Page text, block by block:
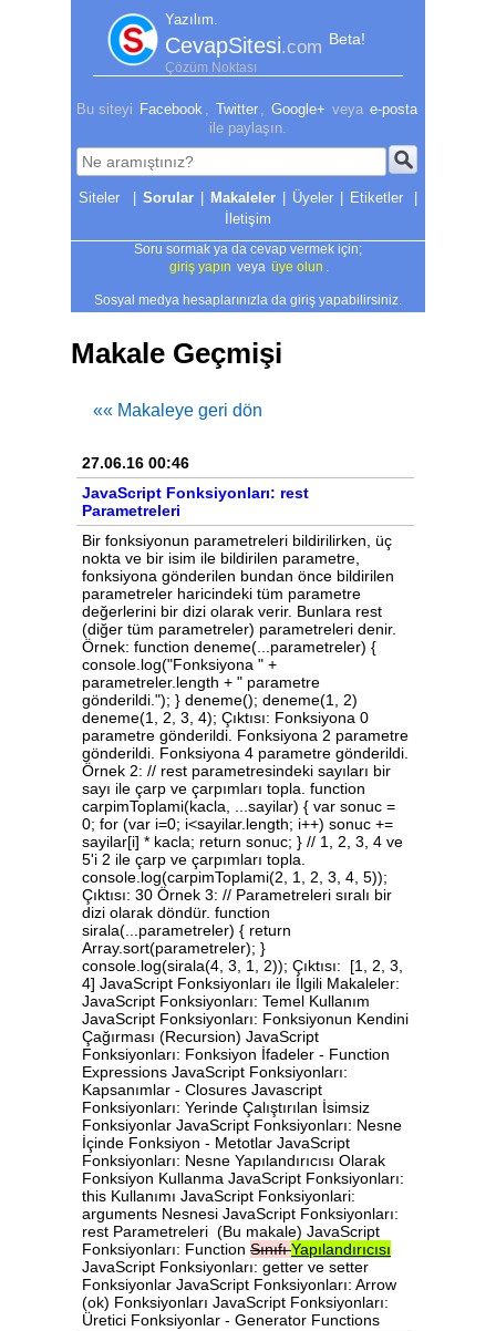
Yazılım.
CevapSitesi.com Beta!
Çözüm Noktası
Bu siteyi Facebook Twitter Google+ veya e-posta
ile paylaşın.
| Sorular | Makaleler | Üyeler | Etiketler
|
İletişim
Soru sormak ya da cevap vermek için;
giriş yapın veya üye olun
Sosyal medya hesaplarınızla da giriş yapabilirsiniz.
Makale Geçmişi
«« Makaleye geri dön
27.06.16 00:46
JavaScript Fonksiyonları: rest
Parametreleri
Bir fonksiyonun parametreleri bildirilirken, üç
nokta ve bir isim ile bildirilen parametre,
fonksiyona gönderilen bundan önce bildirilen
parametreler haricindeki tüm parametre
değerlerini bir dizi olarak verir. Bunlara rest
(diğer tüm parametreler) parametreleri denir.
Örnek: function deneme(...parametreler) {
console.log("Fonksiyona " +
parametreler.length + " parametre
gönderildi."); } deneme(); deneme(1, 2)
deneme(1, 2, 3, 4); Çıktısı: Fonksiyona 0
parametre gönderildi. Fonksiyona 2 parametre
gönderildi. Fonksiyona 4 parametre gönderildi.
Örnek 2: // rest parametresindeki sayıları bir
sayı ile çarp ve çarpımları topla. function
carpimToplami(kacla, ...sayilar) { var sonuc =
0; for (var i=0; i<sayilar.length; i++) sonuc +=
sayilar[i] * kacla; return sonuc; } // 1, 2, 3, 4 ve
5'i 2 ile çarp ve çarpımları topla.
console.log(carpimToplami(2, 1, 2, 3, 4, 5));
Çıktısı: 30 Örnek 3: // Parametreleri sıralı bir
dizi olarak döndür. function
sirala(...parametreler) { return
Array.sort(parametreler); }
console.log(sirala(4, 3, 1, 2)); Çıktısı: [1, 2, 3,
4] JavaScript Fonksiyonları ile İlgili Makaleler:
JavaScript Fonksiyonları: Temel Kullanım
JavaScript Fonksiyonları: Fonksiyonun Kendini
Çağırması (Recursion) JavaScript
Fonksiyonları: Fonksiyon İfadeler - Function
Expressions JavaScript Fonksiyonları:
Kapsanımlar - Closures Javascript
Fonksiyonları: Yerinde Çalıştırılan İsimsiz
Fonksiyonlar JavaScript Fonksiyonları: Nesne
İçinde Fonksiyon - Metotlar JavaScript
Fonksiyonları: Nesne Yapılandırıcısı Olarak
Fonksiyon Kullanma JavaScript Fonksiyonları:
this Kullanımı JavaScript Fonksiyonlari:
arguments Nesnesi JavaScript Fonksiyonları:
rest Parametreleri (Bu makale) JavaScript
Fonksiyonları: Function SınıfıYapılandırıcısı
JavaScript Fonksiyonları: getter ve setter
Fonksiyonlar JavaScript Fonksiyonları: Arrow
(ok) Fonksiyonları JavaScript Fonksiyonları:
Üretici Fonksiyonlar - Generator Functions